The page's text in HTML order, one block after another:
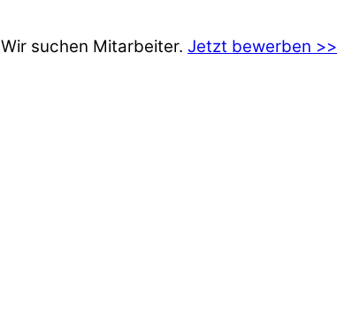
Wir suchen Mitarbeiter. Jetzt bewerben >>